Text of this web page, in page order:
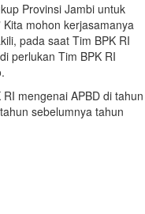
Provinsi Jambi untuk
Kita mohon kerjasamanya
pada saat Tim BPK RI
perlukan Tim BPK RI
mengenai APBD di tahun
sebelumnya tahun